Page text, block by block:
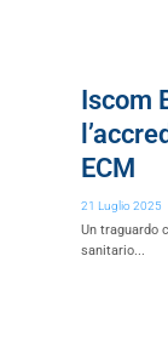
Iscom
ECM
21 Luglio 2025
Un traguardo
sanitario...